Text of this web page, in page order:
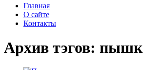
Главная
О сайте
Контакты
Архив тэгов: